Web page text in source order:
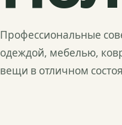
Профессиональные
одеждой, мебелью,
вещи в отличном